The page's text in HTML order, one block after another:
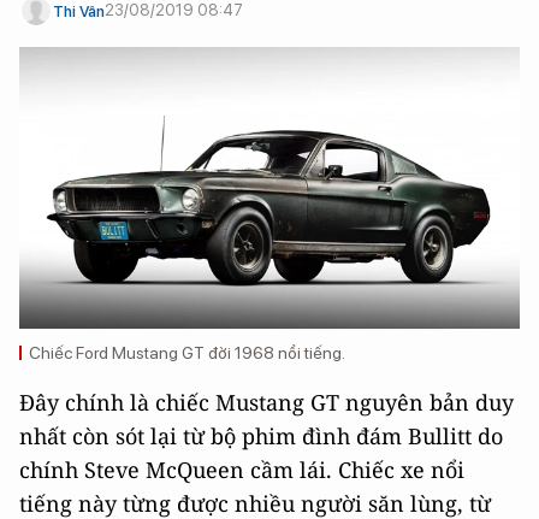
Thi Vân23/08/2019 08:47
Chiếc Ford Mustang GT đời 1968 nổi tiếng.
Đây chính là chiếc Mustang GT nguyên bản duy
nhất còn sót lại từ bộ phim đình đám Bullitt do
chính Steve McQueen cầm lái. Chiếc xe nổi
tiếng này từng được nhiều người săn lùng, từ